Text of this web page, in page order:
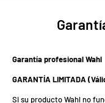
Garantía profesional Wahl
GARANTÍA LIMITADA
Si su producto Wahl no